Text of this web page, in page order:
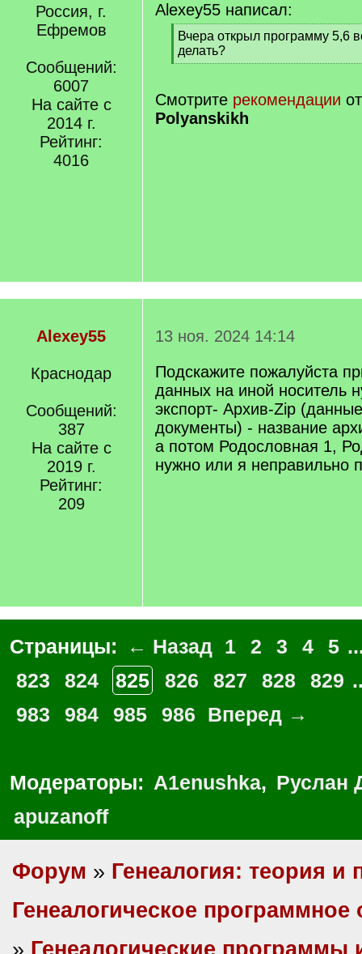
Россия, г.
Ефремов
Сообщений:
6007
На сайте с
2014 г.
Рейтинг:
4016
Alexey55 написал:
[
q
]
Вчера открыл программу 5,6
делать?
[
q
]
Смотрите рекомендации
Polyanskikh
Alexey55
Краснодар
Сообщений:
387
На сайте с
2019 г.
Рейтинг:
209
13 ноя. 2024 14:14
Подскажите пожалуйста
данных на иной носитель
экспорт- Архив-Zip
документы) - название
а потом Родословная 1,
нужно или я неправильно
Страницы: ← Назад 1 2 3 4 5
823
824 825 826 827 828 829
983
984 985 986 Вперед →
Модераторы: A1enushka, Руслан
apuzanoff
Форум » Генеалогия: теория и
Генеалогическое программное
» Генеалогические программы